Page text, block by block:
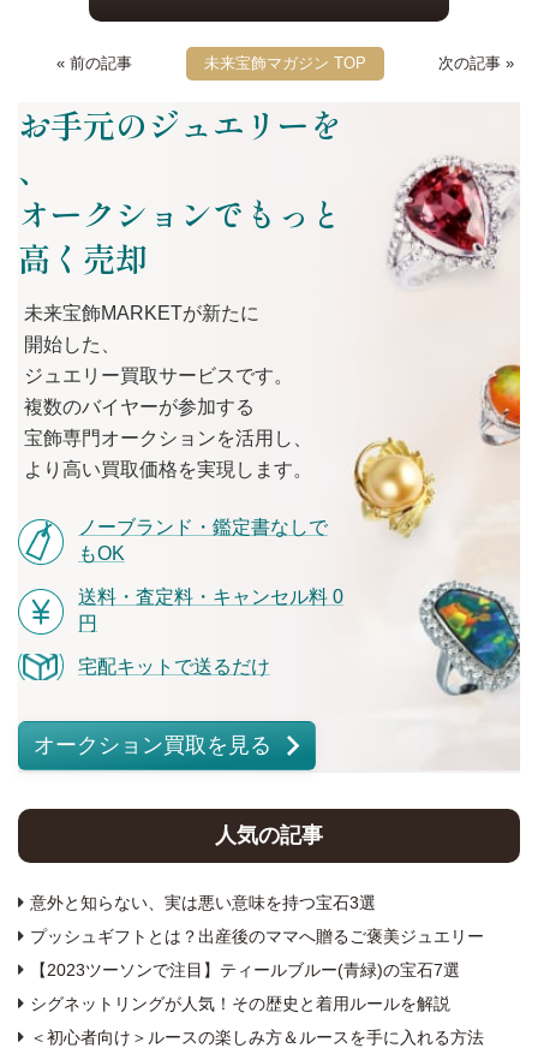
« 前の記事 未来宝飾マガジン TOP 次の記事 »
お手元のジュエリーを
、
オークションでもっと
高く売却
未来宝飾MARKETが新たに
開始した、
ジュエリー買取サービスです。
複数のバイヤーが参加する
宝飾専門オークションを活用し、
より 高い買取価格を実現します。
ノーブランド・鑑定書なしで
もOK
送料・査定料・キャンセル料 0
円
宅配キットで送るだけ
オークション買取を見る
人気の記事
意外と知らない、実は悪い意味を持つ宝石3選
プッシュギフトとは？出産後のママへ贈るご褒美ジュエリー
【2023ツーソンで注目】ティールブルー(青緑)の宝石7選
シグネットリングが人気！その歴史と着用ルールを解説
＜初心者向け＞ルースの楽しみ方＆ルースを手に入れる方法